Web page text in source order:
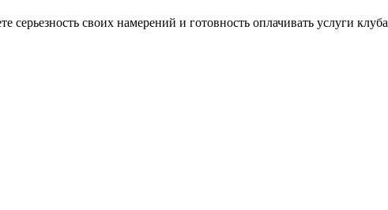
серьезность своих намерений и готовность оплачивать услуги клуба